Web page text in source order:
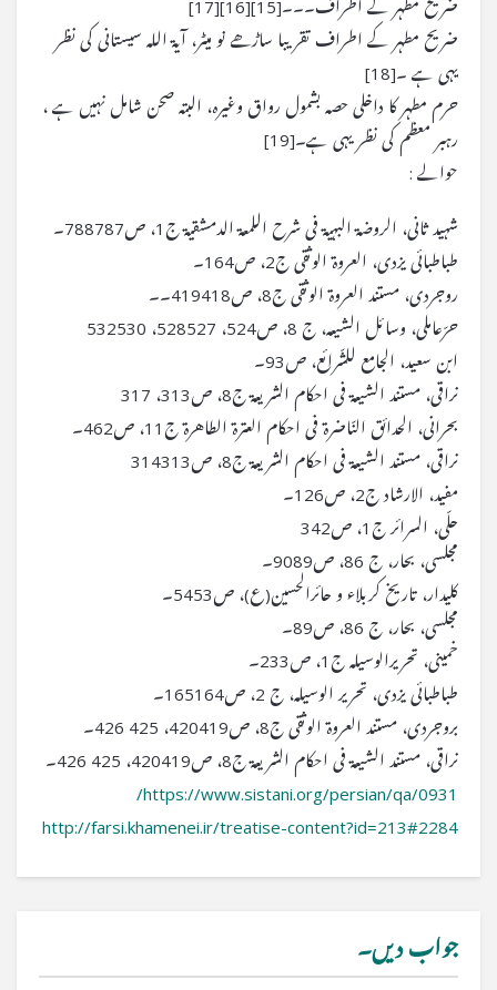
ضریح مطہر کے اطراف۔۔۔[15][16][17]
ضریح مطہر کے اطراف تقریبا ساڑھے نو میٹر، آیۃ اللہ سیستانی کی نظر
یہی ہے ۔[18]
حرم مطہر کا داخلی حصہ بشمول رواق وغیرہ، البتہ صحن شامل نہیں ہے ،
رہبر معظم کی نظر یہی ہے۔[19]
حوالے :
شہید ثانى، الروضۃ البہیۃ فى شرح اللمعۃ الدمشقیۃ ج1، ص787ـ788۔
طباطبائى یزدى، العروۃ الوثقى ج2، ص164۔
روجردى، مستند العروۃ الوثقى ج8، ص418ـ419۔۔
حرّعاملى، وسائل الشیعہ، ج 8، ص524، 527ـ528، 530ـ532
ابن سعید، الجامع للشّرائع، ص93۔
نراقى، مستند الشیعۃ فى احكام الشریعۃ ج8، ص313، 317
بحرانى، الحدائق النّاضرۃ فى احكام العترۃ الطاهرۃ ج11، ص462۔
نراقى، مستند الشیعۃ فى احكام الشریعۃ ج8، ص313ـ314
مفید، الارشاد ج2، ص126۔
حلّى، السرائر ج1، ص342
مجلسى، بحار، ج 86، ص89ـ90۔
كلیدار، تاریخ كربلاء و حائرالحسین(ع)، ص53ـ54۔
مجلسى، بحار، ج 86، ص89۔
خمینى، تحریرالوسیلہ ج1، ص233۔
طباطبائى یزدى، تحریر الوسیلہ، ج 2، ص164ـ165۔
بروجردى، مستند العروۃ الوثقى ج8، ص419ـ420، 425ـ 426۔
نراقى، مستند الشیعۃ فى احكام الشریعۃ ج8، ص419ـ420، 425ـ 426۔
https://www.sistani.org/persian/qa/0931/
http://farsi.khamenei.ir/treatise-content?id=213#2284
جواب دیں۔